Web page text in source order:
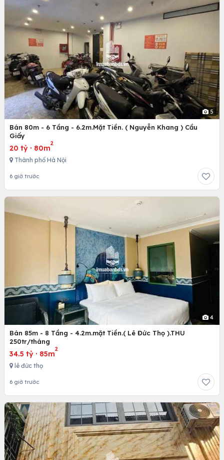
5
Bán 80m - 6 Tầng - 6.2m.Mặt Tiền. ( Nguyễn Khang ) Cầu
Giấy
20 tỷ · 80m
2
Thành phố Hà Nội
6 giờ trước
4
Bán 85m - 8 Tầng - 4.2m.mặt Tiền.( Lê Đức Thọ ).THU
250tr/tháng
34.5 tỷ · 85m
2
lê đức thọ
6 giờ trước